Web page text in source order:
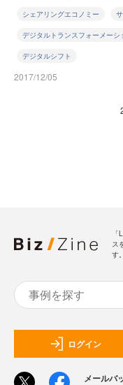
シェアリングエコノミー
デジタルトランスフォーメーシ
デジタルシフト
2017/12/05
ス
す。
ログイン
メールバ